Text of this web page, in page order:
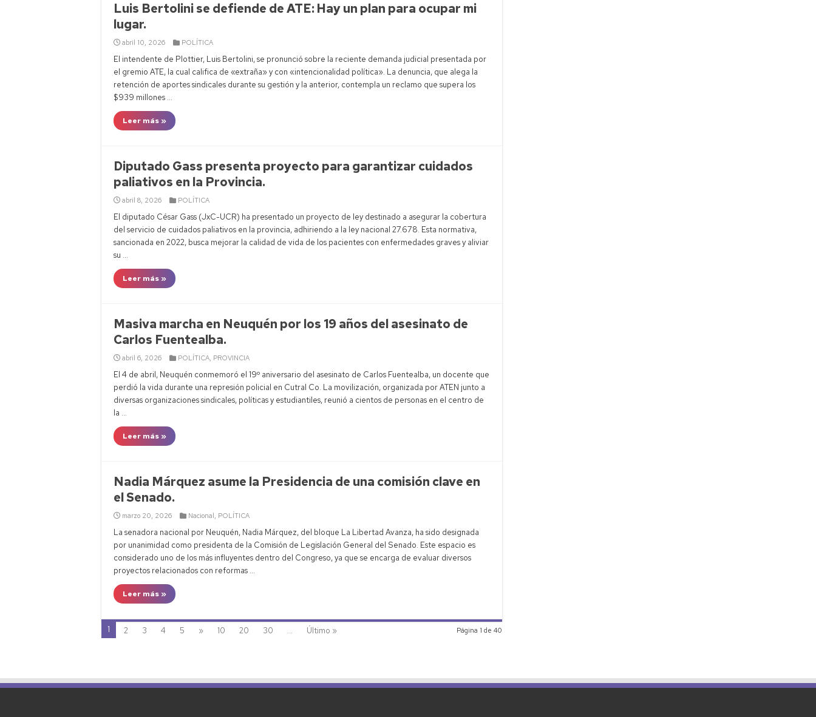
Luis Bertolini se defiende de ATE: Hay un plan para ocupar mi
lugar.
abril 10, 2026 POLÍTICA
El intendente de Plottier, Luis Bertolini, se pronunció sobre la reciente demanda judicial presentada por
el gremio ATE, la cual califica de «extraña» y con «intencionalidad política». La denuncia, que alega la
retención de aportes sindicales durante su gestión y la anterior, contempla un reclamo que supera los
$939 millones …
Leer más »
Diputado Gass presenta proyecto para garantizar cuidados
paliativos en la Provincia.
abril 8, 2026 POLÍTICA
El diputado César Gass (JxC-UCR) ha presentado un proyecto de ley destinado a asegurar la cobertura
del servicio de cuidados paliativos en la provincia, adhiriendo a la ley nacional 27.678. Esta normativa,
sancionada en 2022, busca mejorar la calidad de vida de los pacientes con enfermedades graves y aliviar
su …
Leer más »
Masiva marcha en Neuquén por los 19 años del asesinato de
Carlos Fuentealba.
abril 6, 2026 POLÍTICA, PROVINCIA
El 4 de abril, Neuquén conmemoró el 19º aniversario del asesinato de Carlos Fuentealba, un docente que
perdió la vida durante una represión policial en Cutral Co. La movilización, organizada por ATEN junto a
diversas organizaciones sindicales, políticas y estudiantiles, reunió a cientos de personas en el centro de
la …
Leer más »
Nadia Márquez asume la Presidencia de una comisión clave en
el Senado.
marzo 20, 2026 Nacional , POLÍTICA
La senadora nacional por Neuquén, Nadia Márquez, del bloque La Libertad Avanza, ha sido designada
por unanimidad como presidenta de la Comisión de Legislación General del Senado. Este espacio es
considerado uno de los más influyentes dentro del Congreso, ya que se encarga de evaluar diversos
proyectos relacionados con reformas …
Leer más »
Página 1 de 40
1 2 3 4 5 » 10 20 30 ... Último »